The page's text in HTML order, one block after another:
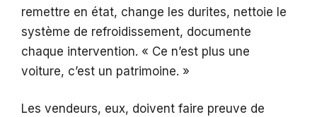
remettre en état, change les durites, nettoie le
système de refroidissement, documente
chaque intervention. « Ce n’est plus une
voiture, c’est un patrimoine. »
Les vendeurs, eux, doivent faire preuve de